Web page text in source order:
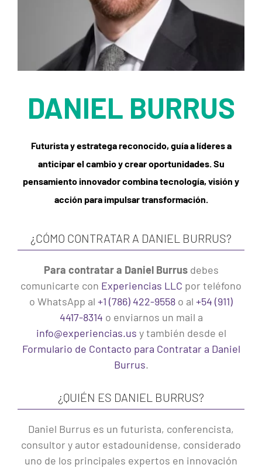
DANIEL BURRUS
Futurista y estratega reconocido, guía a líderes a
anticipar el cambio y crear oportunidades. Su
pensamiento innovador combina tecnología, visión y
acción para impulsar transformación.
¿CÓMO CONTRATAR A DANIEL BURRUS?
Para contratar a Daniel Burrus debes
comunicarte con Experiencias LLC por teléfono
o WhatsApp al +1 (786) 422-9558 o al +54 (911)
4417-8314 o enviarnos un mail a
info@experiencias.us y también desde el
Formulario de Contacto para Contratar a Daniel
Burrus.
¿QUIÉN ES DANIEL BURRUS?
Daniel Burrus es un futurista, conferencista,
consultor y autor estadounidense, considerado
uno de los principales expertos en innovación